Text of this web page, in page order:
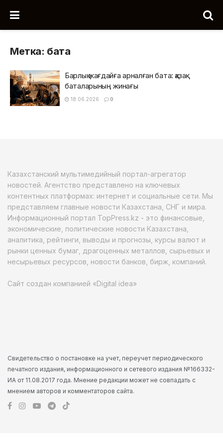
Метка: бата
Барлық жағдайға арналған бата: қазақ
баталарының жинағы
18.06.2026 0
Казахстанский мультимедийный портал-агрегатор
новостей. Агентство представлено на ключевых
контентных платформах: интернет и социальные сети. Мы
представляем главные новости Казахстана, СНГ и мира.
Информационный портал TopPress.kz - это финансовые,
экономические, политические новости Казахстана,
аналитика, рейтинги, выводы и прогнозы, курсы валют и
рынки ценных бумаг, драгоценных металлов, сырьевых и
несырьевых ресурсов, новости банков, бирж, компаний.
Сайт создан компанией «Digital idea»
Свидетельство о постановке на учет, переучет периодического
печатного издания, информационного и сетевого издания №166332-
ИА от 11.08.2017 года. Мнение редакции может не совпадать с
мнением авторов и комментаторов сайта.